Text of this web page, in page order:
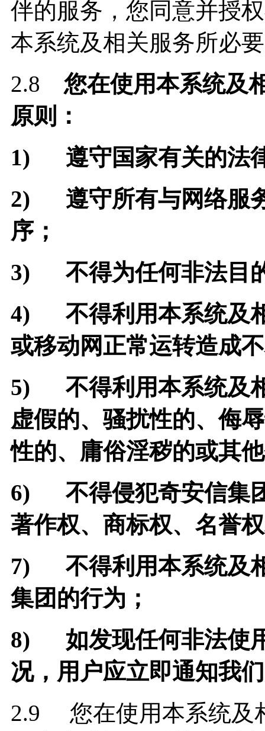
伴的服务，您同意并授
本系统及相关服务所必
2.8 您在使用本系统及
原则：
1) 遵守国家有关的法
2) 遵守所有与网络服
序；
3) 不得为任何非法目
4) 不得利用本系统及
或移动网正常运转造成
5) 不得利用本系统及
虚假的、骚扰性的、侮
性的、庸俗淫秽的或其
6) 不得侵犯奇安信集
著作权、商标权、名誉
7) 不得利用本系统及
集团的行为；
8) 如发现任何非法使
况，用户应立即通知我
2.9 您在使用本系统及